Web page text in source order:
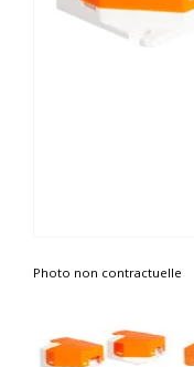
Photo non contractuelle